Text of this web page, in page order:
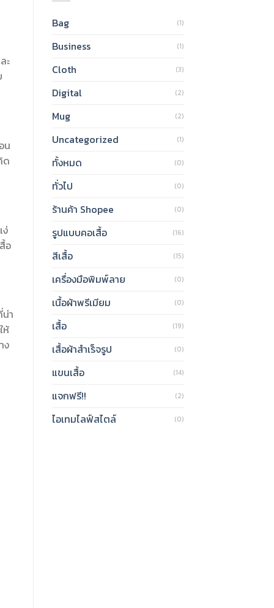
ะ
น
ด
อ
า
ห้
ง
Bag (1)
Business (1)
Cloth (3)
Digital (2)
Mug (2)
Uncategorized (1)
ทั้งหมด (0)
ทั่วไป (0)
ร้านค้า Shopee (0)
รูปแบบคอเสื้อ (16)
สีเสื้อ (15)
เครื่องมือพิมพ์ลาย (0)
เนื้อผ้าพรีเมียม (0)
เสื้อ (19)
เสื้อผ้าสำเร็จรูป (0)
แขนเสื้อ (14)
แจกฟรี!! (2)
ไอเทมไลฟ์สไตล์ (0)